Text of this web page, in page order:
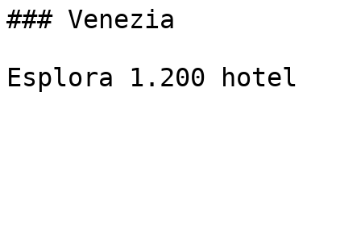
### Venezia
Esplora 1.200 hotel